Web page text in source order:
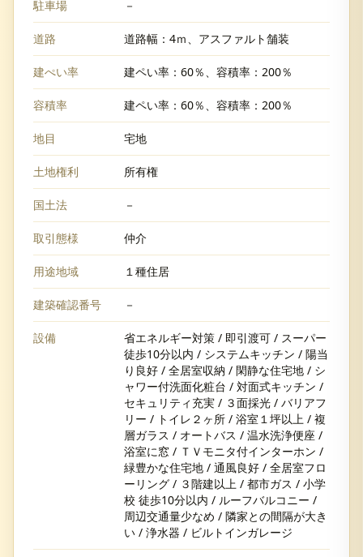
駐車場 －
道路 道路幅：4ｍ、アスファルト舗装
建ぺい率 建ペい率：60％、容積率：200％
容積率 建ペい率：60％、容積率：200％
地目 宅地
土地権利 所有権
国土法 －
取引態様 仲介
用途地域 １種住居
建築確認番号 －
設備
省エネルギー対策 / 即引渡可 / スーパー
徒歩10分以内 / システムキッチン / 陽当
り良好 / 全居室収納 / 閑静な住宅地 / シ
ャワー付洗面化粧台 / 対面式キッチン /
セキュリティ充実 / ３面採光 / バリアフ
リー / トイレ２ヶ所 / 浴室１坪以上 / 複
層ガラス / オートバス / 温水洗浄便座 /
浴室に窓 / ＴＶモニタ付インターホン /
緑豊かな住宅地 / 通風良好 / 全居室フロ
ーリング / ３階建以上 / 都市ガス / 小学
校 徒歩10分以内 / ルーフバルコニー /
周辺交通量少なめ / 隣家との間隔が大き
い / 浄水器 / ビルトインガレージ